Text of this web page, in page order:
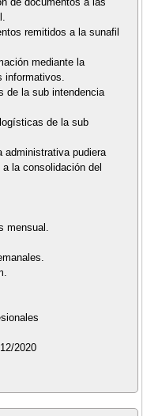
remitidos a la sunafil
mediante la
informativos.
de la sub intendencia
de la sub
administrativa pudiera
la consolidación del
mensual.
2020